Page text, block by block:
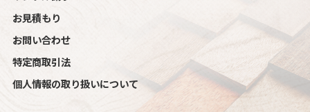
お見積もり
お問い合わせ
特定商取引法
個人情報の取り扱いについて